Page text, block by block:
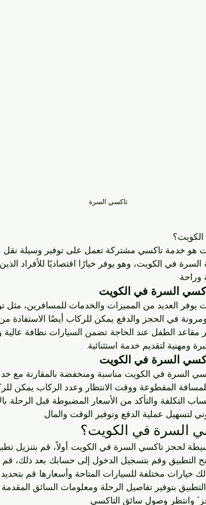
تاكسي السرة
هو خدمة تاكسي مشتركة تعمل على توفير وسيلة
في الكويت، وهو يوفر خيارًا اقتصاديًا للأفراد
وراحة.
السرة في الكويت
العديد من المميزات والخدمات للمسافرين، مثل
في الحجز والدفع. يمكن للركاب أيضًا الاستفادة
مقاعد الطفل عند الحاجة. تضمن السيارات نظافة
ومهنية لتقديم خدمة استثنائية.
السرة في الكويت
السرة في الكويت مناسبة ومنخفضة بالمقارنة مع
المقطوعة ووقت الانتظار وعدد الركاب. يمكن
التكلفة والتأكد من الأسعار المضبوطة قبل الرحلة.
لتسهيل عملية الدفع وتوفير الوقت والمال.
السرة في الكويت؟
لحجز تاكسي السرة في الكويت. أولاً، قم بتنزيل
التطبيق وقم بتسجيل الدخول إلى حسابك. بعد ذلك، قم
خيارات مختلفة للسيارات المتاحة وأسعارها. قم
بتوفير تفاصيل الرحلة ومعلومات السائق المقدمة
وانتظر وصول سائق التاكسي.